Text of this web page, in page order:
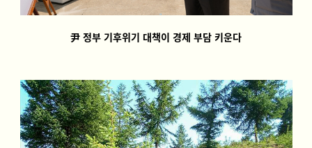
尹 정부 기후위기 대책이 경제 부담 키운다